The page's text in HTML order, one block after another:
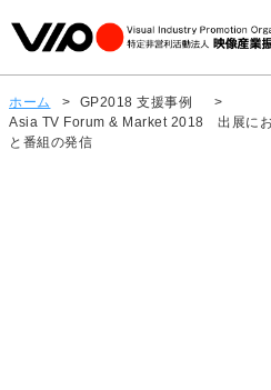
ホーム > GP2018 支援事例
>
Asia TV Forum & Market 2018 出展にお
と番組の発信